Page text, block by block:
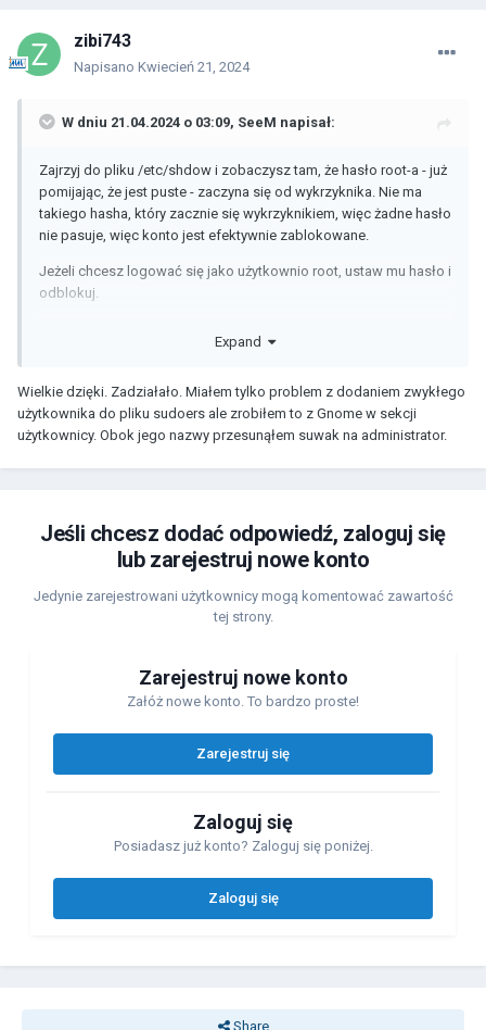
zibi743
Napisano Kwiecień 21, 2024
W dniu 21.04.2024 o 03:09, SeeM napisał:
Zajrzyj do pliku /etc/shdow i zobaczysz tam, że hasło root-a - już
pomijając, że jest puste - zaczyna się od wykrzyknika. Nie ma
takiego hasha, który zacznie się wykrzyknikiem, więc żadne hasło
nie pasuje, więc konto jest efektywnie zablokowane.
Jeżeli chcesz logować się jako użytkownio root, ustaw mu hasło i
odblokuj.
Wadą powyższego jest otwarcie nowych wwktorów ataku. Każdy
soan będzie próbował zalogować się jako root, bo każdy wie, że
taki użytkownik istnieje. Dlatego w domyślnej konfiguracji Fedory
nie można się na niego zalogować.
Expand
Wielkie dzięki. Zadziałało. Miałem tylko problem z dodaniem zwykłego
użytkownika do pliku sudoers ale zrobiłem to z Gnome w sekcji
użytkownicy. Obok jego nazwy przesunąłem suwak na administrator.
Jeśli chcesz dodać odpowiedź, zaloguj się
lub zarejestruj nowe konto
Jedynie zarejestrowani użytkownicy mogą komentować zawartość
tej strony.
Zarejestruj nowe konto
Załóż nowe konto. To bardzo proste!
Zarejestruj się
Zaloguj się
Posiadasz już konto? Zaloguj się poniżej.
Zaloguj się
Share